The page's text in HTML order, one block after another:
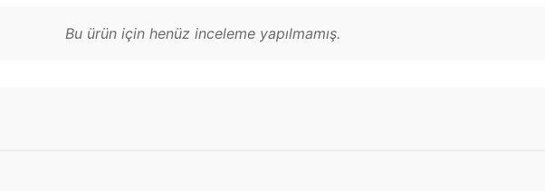
Bu ürün için henüz inceleme yapılmamış.